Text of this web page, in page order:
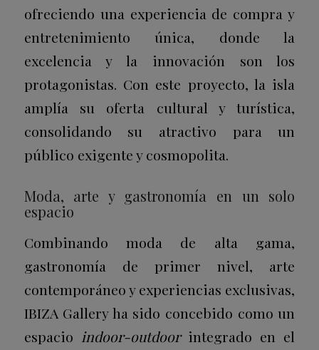
ofreciendo una experiencia de compra y
entretenimiento única, donde la
excelencia y la innovación son los
protagonistas. Con este proyecto, la isla
amplía su oferta cultural y turística,
consolidando su atractivo para un
público exigente y cosmopolita.
Moda, arte y gastronomía en un solo
espacio
Combinando moda de alta gama,
gastronomía de primer nivel, arte
contemporáneo y experiencias exclusivas,
IBIZA Gallery ha sido concebido como un
espacio indoor-outdoorintegrado en el